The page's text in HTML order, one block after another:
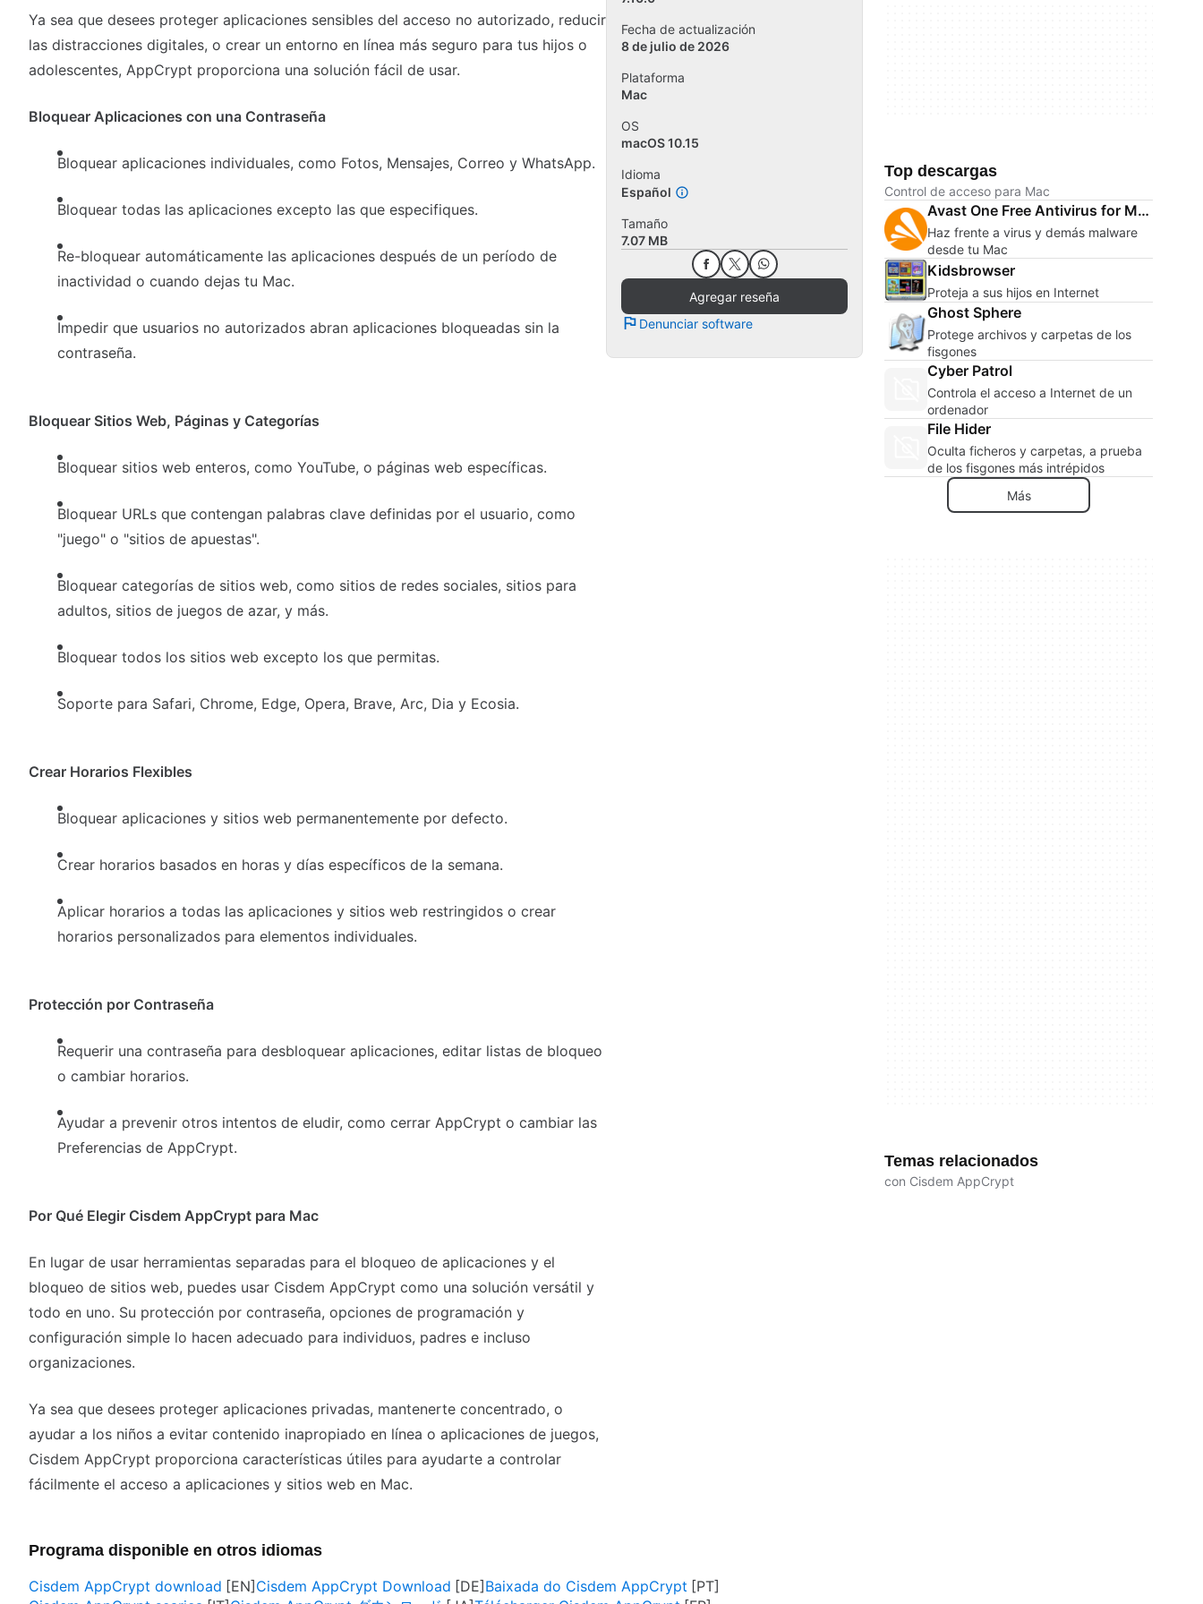
Ya sea que desees proteger aplicaciones sensibles del acceso no autorizado, reducir
las distracciones digitales, o crear un entorno en línea más seguro para tus hijos o
adolescentes, AppCrypt proporciona una solución fácil de usar.
Bloquear Aplicaciones con una Contraseña
Bloquear aplicaciones individuales, como Fotos, Mensajes, Correo y WhatsApp.
Bloquear todas las aplicaciones excepto las que especifiques.
Re-bloquear automáticamente las aplicaciones después de un período de
inactividad o cuando dejas tu Mac.
Impedir que usuarios no autorizados abran aplicaciones bloqueadas sin la
contraseña.
Bloquear Sitios Web, Páginas y Categorías
Bloquear sitios web enteros, como YouTube, o páginas web específicas.
Bloquear URLs que contengan palabras clave definidas por el usuario, como
"juego" o "sitios de apuestas".
Bloquear categorías de sitios web, como sitios de redes sociales, sitios para
adultos, sitios de juegos de azar, y más.
Bloquear todos los sitios web excepto los que permitas.
Soporte para Safari, Chrome, Edge, Opera, Brave, Arc, Dia y Ecosia.
Crear Horarios Flexibles
Bloquear aplicaciones y sitios web permanentemente por defecto.
Crear horarios basados en horas y días específicos de la semana.
Aplicar horarios a todas las aplicaciones y sitios web restringidos o crear
horarios personalizados para elementos individuales.
Protección por Contraseña
Requerir una contraseña para desbloquear aplicaciones, editar listas de bloqueo
o cambiar horarios.
Ayudar a prevenir otros intentos de eludir, como cerrar AppCrypt o cambiar las
Preferencias de AppCrypt.
Por Qué Elegir Cisdem AppCrypt para Mac
En lugar de usar herramientas separadas para el bloqueo de aplicaciones y el
bloqueo de sitios web, puedes usar Cisdem AppCrypt como una solución versátil y
todo en uno. Su protección por contraseña, opciones de programación y
configuración simple lo hacen adecuado para individuos, padres e incluso
organizaciones.
Ya sea que desees proteger aplicaciones privadas, mantenerte concentrado, o
ayudar a los niños a evitar contenido inapropiado en línea o aplicaciones de juegos,
Cisdem AppCrypt proporciona características útiles para ayudarte a controlar
fácilmente el acceso a aplicaciones y sitios web en Mac.
Fecha de actualización
8 de julio de 2026
Plataforma
Mac
OS
macOS 10.15
Idioma
Español
Tamaño
7.07 MB
Agregar reseña
Denunciar software
Programa disponible en otros idiomas
Cisdem AppCrypt download
Cisdem AppCrypt Download
Baixada do Cisdem AppCrypt
Top descargas
Control de acceso para Mac
Avast One Free Antivirus for Mac
Haz frente a virus y demás malware
desde tu Mac
Kidsbrowser
Proteja a sus hijos en Internet
Ghost Sphere
Protege archivos y carpetas de los
fisgones
Cyber Patrol
Controla el acceso a Internet de un
ordenador
File Hider
Oculta ficheros y carpetas, a prueba
de los fisgones más intrépidos
Más
Temas relacionados
con Cisdem AppCrypt